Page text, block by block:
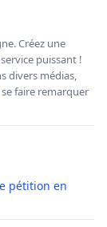
Créez une
puissant !
divers médias,
faire remarquer
pétition en